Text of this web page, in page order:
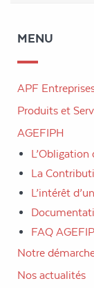
MENU
APF
Produits et
AGEFIPH
L’Obligation
La
L’intérêt
FAQ
Notre
Nos actualités